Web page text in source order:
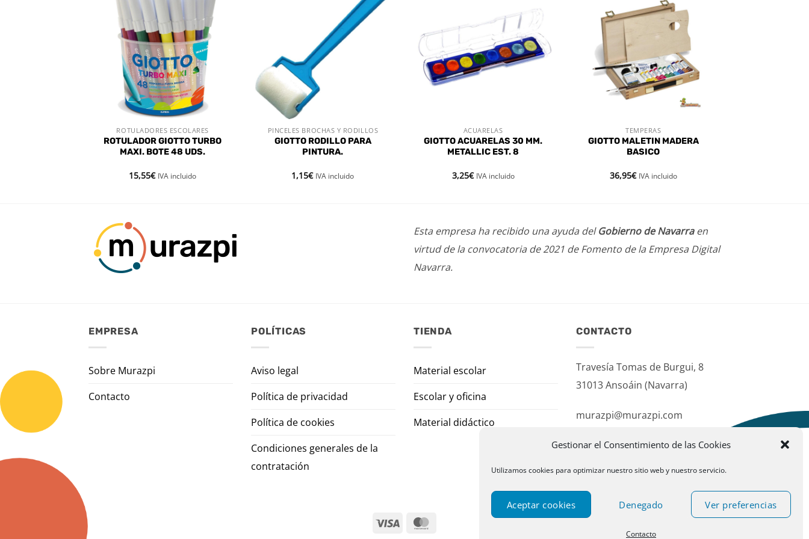
Gestionar el Consentimiento de las Cookies
Utilizamos cookies para optimizar nuestro sitio web y nuestro servicio.
Aceptar cookies Denegado Ver preferencias
Contacto
Añadir
a la
lista de
deseos
VISTA RÁPIDA
ROTULADORES ESCOLARES
ROTULADOR GIOTTO TURBO
MAXI. BOTE 48 UDS.
15,55€ IVA incluido
Añadir
a la
lista de
VISTA RÁPIDA
PINCELES BROCHAS Y RODILLOS
GIOTTO RODILLO PARA
PINTURA.
1,15€ IVA incluido
lista de
deseos
VISTA RÁPIDA
ACUARELAS
GIOTTO ACUARELAS 30 MM.
METALLIC EST. 8
3,25€ IVA incluido
lista de
VISTA RÁPIDA
TEMPERAS
GIOTTO MALETIN MADERA
BASICO
36,95€ IVA incluido
Esta empresa ha recibido una ayuda delGobierno de Navarraen
virtud de la convocatoria de 2021 de Fomento de la Empresa Digital
Navarra.
EMPRESA
Sobre Murazpi
Contacto
POLÍTICAS
Aviso legal
Política de privacidad
Política de cookies
Condiciones generales de la
contratación
TIENDA
Material escolar
Escolar y oficina
Material didáctico
CONTACTO
Travesía Tomas de Burgui, 8
31013 Ansoáin (Navarra)
murazpi@murazpi.com